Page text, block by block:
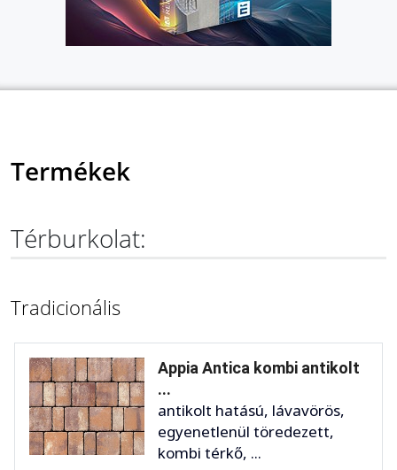
Termékek
Térburkolat:
Tradicionális
Appia Antica kombi antikolt
...
antikolt hatású, lávavörös,
egyenetlenül töredezett,
kombi térkő, ...